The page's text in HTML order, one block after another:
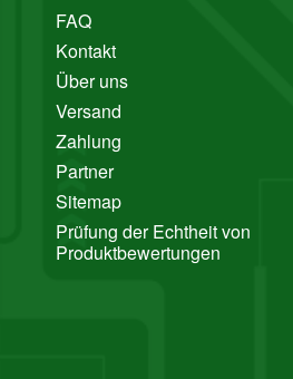
FAQ
Kontakt
Über uns
Versand
Zahlung
Partner
Sitemap
Prüfung der Echtheit von
Produktbewertungen